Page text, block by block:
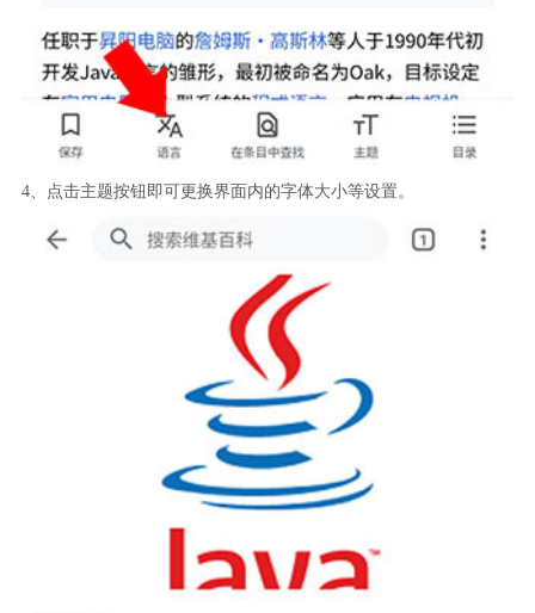
4、点击主题按钮即可更换界面内的字体大小等设置。